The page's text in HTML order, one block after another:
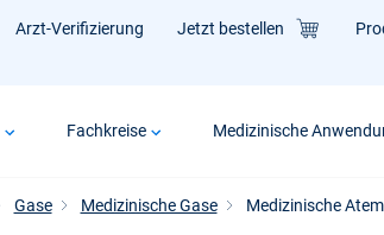
Arzt-Verifizierung Jetzt bestellen
Fachkreise Medizinische
Gase Medizinische Gase Medizinische